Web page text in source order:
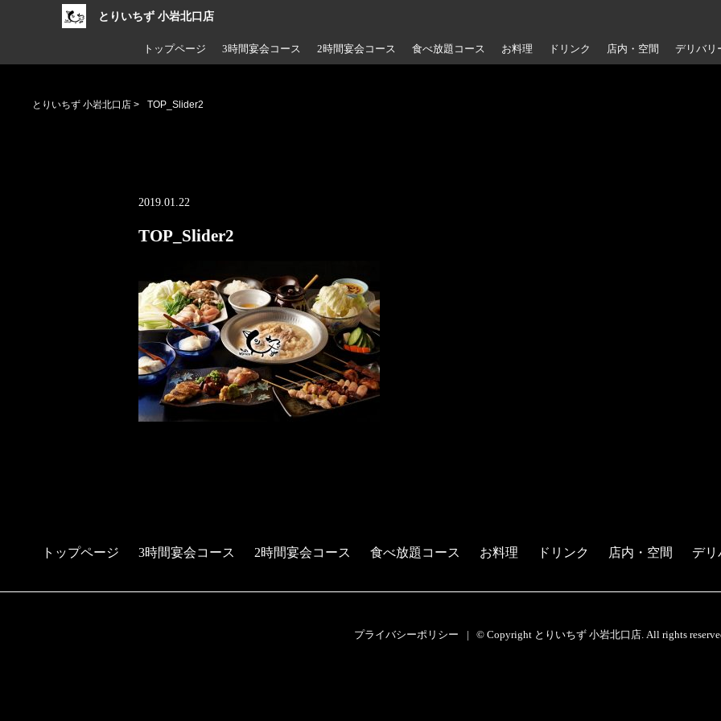
とりいちず 小岩北口店
トップページ 3時間宴会コース 2時間宴会コース 食べ放題コース お料理 ドリンク 店内・空間 デリバリ
とりいちず 小岩北口店 > TOP_Slider2
2019.01.22
TOP_Slider2
トップページ 3時間宴会コース 2時間宴会コース 食べ放題コース お料理 ドリンク 店内・空間 デリ
プライバシーポリシー © Copyright とりいちず 小岩北口店. All rights